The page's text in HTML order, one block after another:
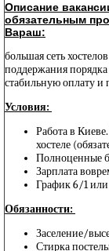
Описание
обязательным
Вараш:
большая сеть
поддержания
стабильную оплату и
Условия:
Работа в
хостеле
Полноценные
Зарплата
График 6/1
Обязанности:
Заселение/
Стирка